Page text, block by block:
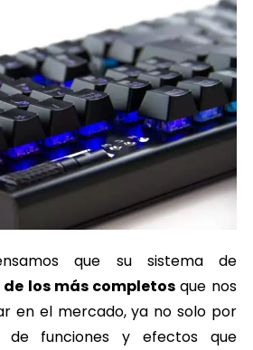
que su sistema de
de los más completos que nos
en el mercado, ya no solo por
de funciones y efectos que